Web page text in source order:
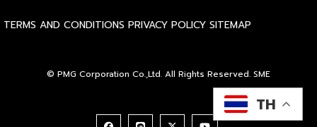
ก่อนลงสนามจริง การก้าวเข้าสู่ตลาดโลหะมีค่าจำเป็นต้องอาศัย
หลักที่ควรศึกษาให้เข้าใจก่อนวางเดิมพันเพื่อสร้างผลกำไร เข้าใจรูป
แบบการลงทุนทองคำ สิ่งแรกที่เราต้องศึกษาคือประเภทของ
สินทรัพย์ที่มีให้เลือกในตลาด ปัจจุบันมีทั้งการซื้อขายแบบแท่ง
TERMS AND CONDITIONS PRIVACY POLICY SITEMAP
© PMG Corporation Co.,Ltd. All Rights Reserved. SME
TH